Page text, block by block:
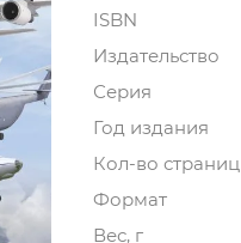
ISBN
Издательство
Серия
Год издания
Кол-во страниц
Формат
Вес, г